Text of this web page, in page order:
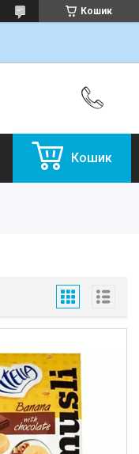
Кошик
Кошик